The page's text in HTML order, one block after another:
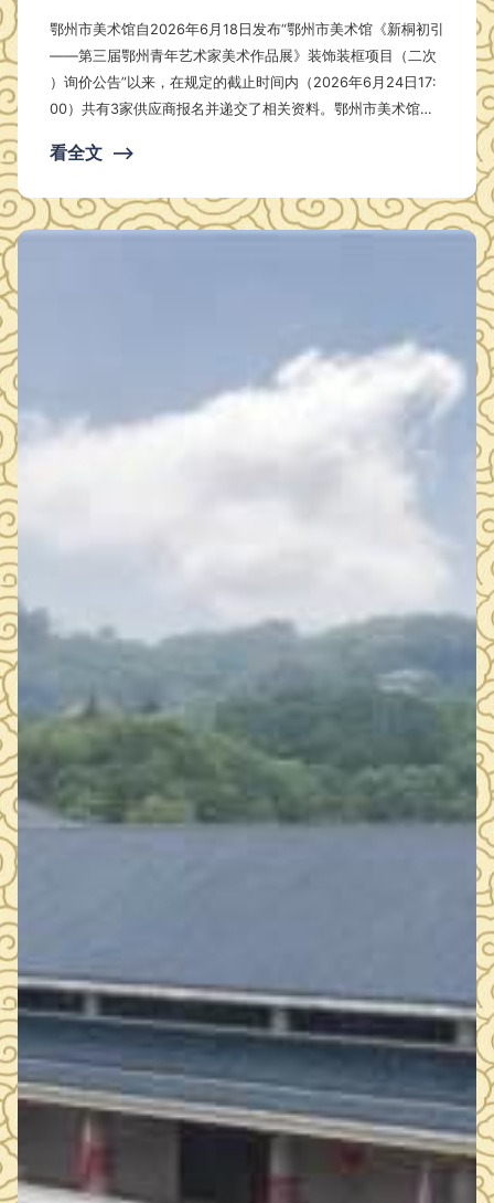
鄂州市美术馆自2026年6月18日发布“鄂州市美术馆《新桐初引
——第三届鄂州青年艺术家美术作品展》装饰装框项目（二次
）询价公告”以来，在规定的截止时间内（2026年6月24日17:
00）共有3家供应商报名并递交了相关资料。鄂州市美术馆组
09:00对符合条件的供应商（3家）递交的密封文件进行拆封，
标信息公示如下： 中标单位：鄂州市中和画苑美术设计中心
看全文 ⟶